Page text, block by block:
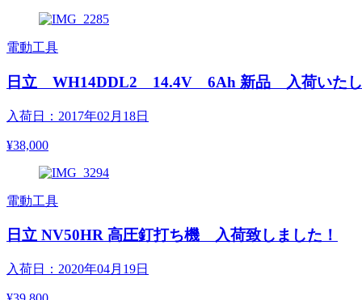
電動工具
日立 WH14DDL2 14.4V 6Ah 新品 入荷いたし
入荷日：2017年02月18日
¥38,000
電動工具
日立 NV50HR 高圧釘打ち機 入荷致しました！
入荷日：2020年04月19日